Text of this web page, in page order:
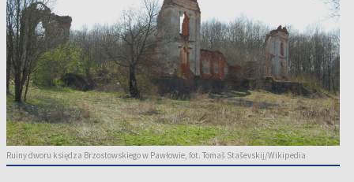
Ruiny dworu księdza Brzostowskiego w Pawłowie, fot. Tomaš Staševskij/Wikipedia